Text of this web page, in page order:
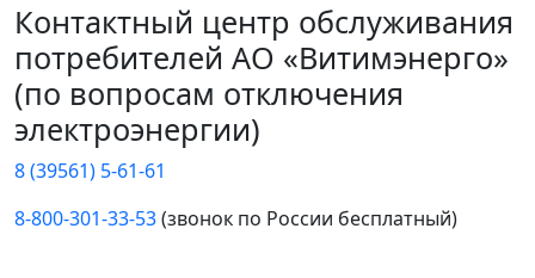
Контактный центр обслуживания
потребителей АО «Витимэнерго»
(по вопросам отключения
электроэнергии)
8 (39561) 5-61-61
8-800-301-33-53(звонок по России бесплатный)